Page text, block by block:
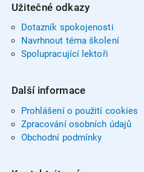
Užitečné odkazy
Dotazník spokojenosti
Navrhnout téma školení
Spolupracující lektoři
Další informace
Prohlášení o použití cookies
Zpracování osobních údajů
Obchodní podmínky